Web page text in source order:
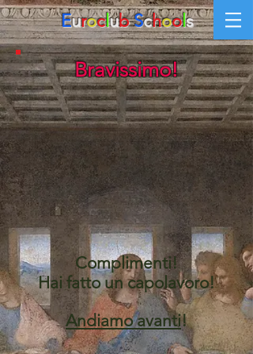
EuroclubSchools
Bravissimo!
Complimenti!
Hai fatto un capolavoro!
Andiamo avanti!